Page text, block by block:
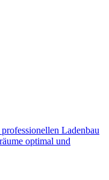
im Ladendesign.
Realität zum Leben